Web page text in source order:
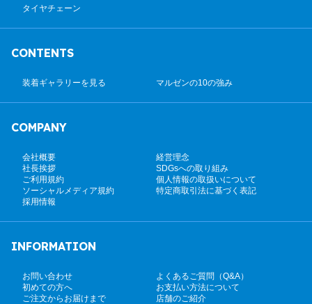
タイヤチェーン
CONTENTS
装着ギャラリーを見る マルゼンの10の強み
COMPANY
会社概要
経営理念
社長挨拶
SDGsへの取り組み
ご利用規約
個人情報の取扱いについて
ソーシャルメディア規約
特定商取引法に基づく表記
採用情報
INFORMATION
お問い合わせ
よくあるご質問（Q&A）
初めての方へ
お支払い方法について
ご注文からお届けまで
店舗のご紹介